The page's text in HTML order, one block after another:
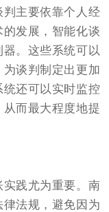
主要依靠个人经
发展，智能化谈
器。这些系统可以
谈判制定出更加
还可以实时监控
而最大程度地提
践尤为重要。南
法规，避免因为